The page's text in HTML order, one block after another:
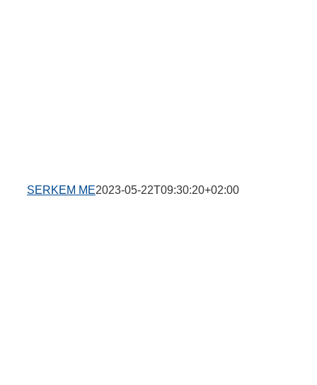
SERKEM ME2023-05-22T09:30:20+02:00